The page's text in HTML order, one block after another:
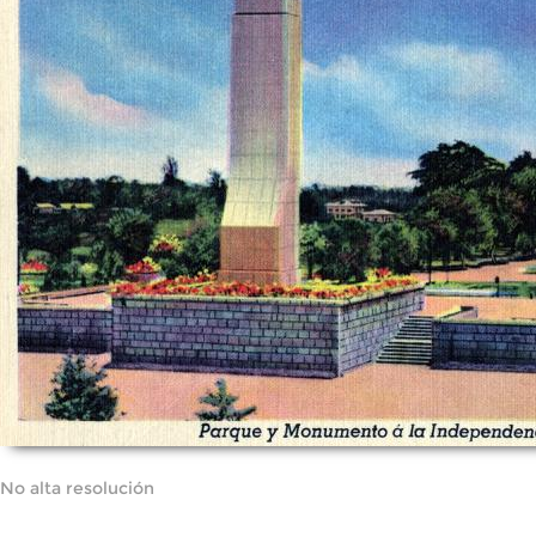
No alta resolución